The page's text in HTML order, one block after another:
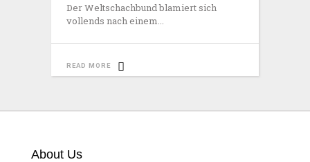
Der Weltschachbund blamiert sich
vollends nach einem
READ MORE
About Us